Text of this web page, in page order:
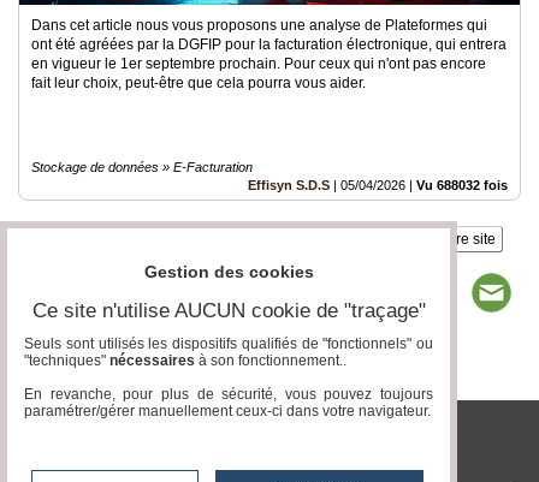
Dans cet article nous vous proposons une analyse de Plateformes qui
ont été agréées par la DGFIP pour la facturation électronique, qui entrera
en vigueur le 1er septembre prochain. Pour ceux qui n'ont pas encore
fait leur choix, peut-être que cela pourra vous aider.
Stockage de données » E-Facturation
Effisyn S.D.S | 05/04/2026 | Vu 688032 fois
Insérez sur votre site
www.acteurs-locaux.fr
Gestion des cookies
Ce site n'utilise AUCUN cookie de "traçage"
Seuls sont utilisés les dispositifs qualifiés de "fonctionnels" ou
"techniques" nécessaires à son fonctionnement..
En revanche, pour plus de sécurité, vous pouvez toujours
paramétrer/gérer manuellement ceux-ci dans votre navigateur.